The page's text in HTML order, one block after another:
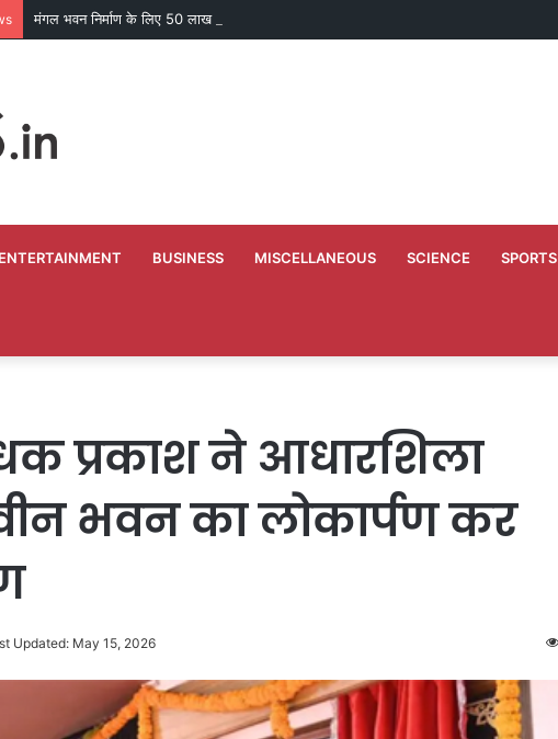
मंगल भवन निर्माण के लिए 50 लाख मंजूर
ENTERTAINMENT BUSINESS MISCELLANEOUS SCIENCE SPORTS
प्रकाश ने आधारशिला
भवन का लोकार्पण कर
Updated: May 15, 2026